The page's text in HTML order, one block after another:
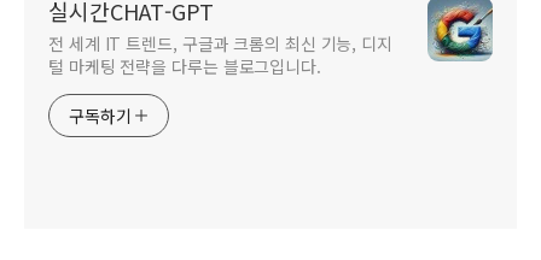
실시간CHAT-GPT
전 세계 IT 트렌드, 구글과 크롬의 최신 기능, 디지
털 마케팅 전략을 다루는 블로그입니다.
구독하기